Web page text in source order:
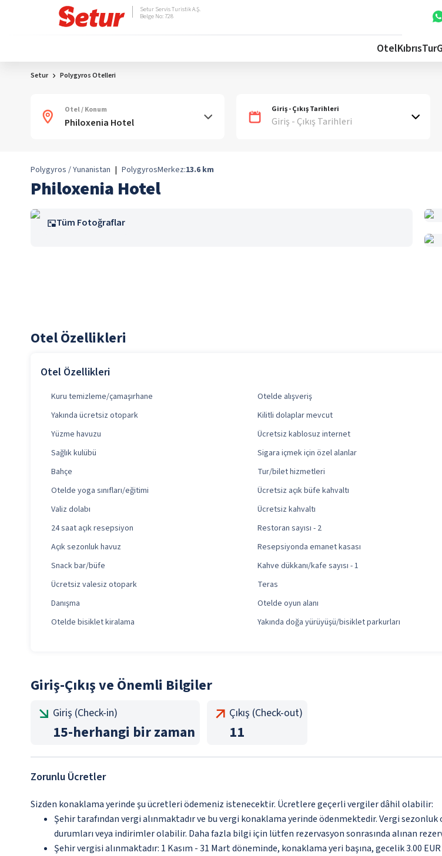
Setur Servis Turistik A.Ş.
Belge No: 728
OtelKıbrısTur
Setur Polygyros Otelleri
Otel / Konum Giriş - Çıkış Tarihleri
Giriş - Çıkış Tarihleri
Polygyros / Yunanistan | PolygyrosMerkez:13.6 km
Philoxenia Hotel
Tüm Fotoğraflar
Otel Özellikleri
Otel Özellikleri
Kuru temizleme/çamaşırhane Otelde alışveriş
Yakında ücretsiz otopark
Kilitli dolaplar mevcut
Yüzme havuzu
Ücretsiz kablosuz internet
Sağlık kulübü
Sigara içmek için özel alanlar
Bahçe
Tur/bilet hizmetleri
Otelde yoga sınıfları/eğitimi
Ücretsiz açık büfe kahvaltı
Valiz dolabı
Ücretsiz kahvaltı
24 saat açık resepsiyon
Restoran sayısı - 2
Açık sezonluk havuz
Resepsiyonda emanet kasası
Snack bar/büfe
Kahve dükkanı/kafe sayısı - 1
Ücretsiz valesiz otopark
Teras
Danışma
Otelde oyun alanı
Otelde bisiklet kiralama
Yakında doğa yürüyüşü/bisiklet parkurları
Giriş-Çıkış ve Önemli Bilgiler
Giriş (Check-in)
15-herhangi bir zaman
Çıkış (Check-out)
11
Zorunlu Ücretler
Sizden konaklama yerinde şu ücretleri ödemeniz istenecektir. Ücretlere geçerli vergiler dâhil olabilir:
Şehir tarafından vergi alınmaktadır ve bu vergi konaklama yerinde ödenmektedir. Vergi
durumları veya indirimler olabilir. Daha fazla bilgi için lütfen rezervasyon sonrasında alınan
Şehir vergisi alınmaktadır: 1 Kasım - 31 Mart döneminde, konaklama yeri başına, gecelik 3.00 EUR